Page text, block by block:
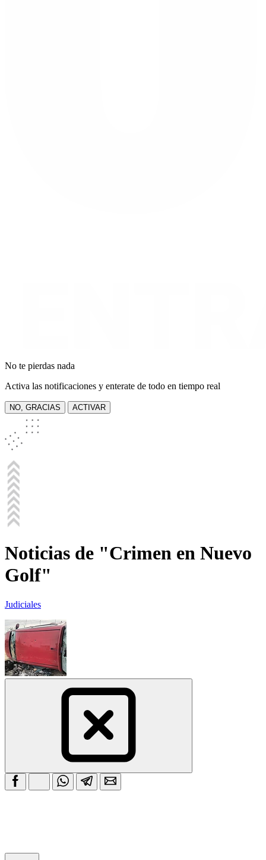
No te pierdas nada
Activa las notificaciones y enterate de todo en tiempo real
NO, GRACIAS ACTIVAR
Noticias de "Crimen en Nuevo
Golf"
Judiciales